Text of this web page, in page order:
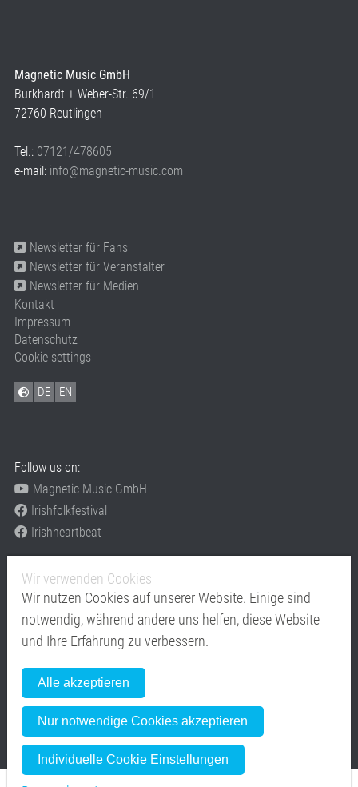
Magnetic Music GmbH
Burkhardt + Weber-Str. 69/1
72760 Reutlingen
Tel.: 07121/478605
e-mail: info@magnetic-music.com
Newsletter für Fans
Newsletter für Veranstalter
Newsletter für Medien
Kontakt
Impressum
Datenschutz
Cookie settings
DE EN
Follow us on:
Magnetic Music GmbH
Irishfolkfestival
Irishheartbeat
www.irishfolkfestival.de
www.Irishheartbeat.eu
Mitglied im
Wir verwenden Cookies
Wir nutzen Cookies auf unserer Website. Einige sind
notwendig, während andere uns helfen, diese Website
und Ihre Erfahrung zu verbessern.
Alle akzeptieren
Nur notwendige Cookies akzeptieren
Individuelle Cookie Einstellungen